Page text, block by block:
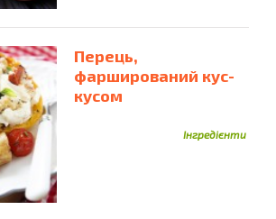
Перець,
фарширований кус-
кусом
Інгредієнти